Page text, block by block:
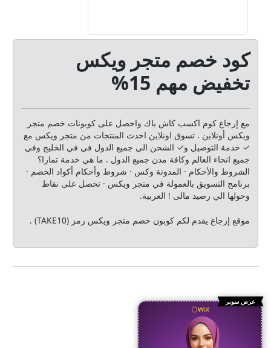
كود خصم متجر ويكس
تخفيض مهم 15%
مع إرجاع كوم اكسب كاش باك واحصل على كوبونات خصم متجر
ويكس أونلاين . تسوق اونلاين احدث المنتجات من متجر ويكس مع
✓ خدمة التوصيل و✓ الشحن الي جميع الدول في في الخليج وفي
جميع انحاء العالم وكافة مدن جميع الدول . ما هي خدمة تمارا؟
الشروط والأحكام · المدونة وكس · شروط وأحكام أكواد الخصم ·
برنامج التسويق بالعمولة في متجر ويكس · تحصل على نقاط
وحولها الي رصيد مالى ! العربية.
موقع إرجاع يقدم لكم كوبون خصم متجر ويكس رمز (TAKE10) .
عرض سوبر